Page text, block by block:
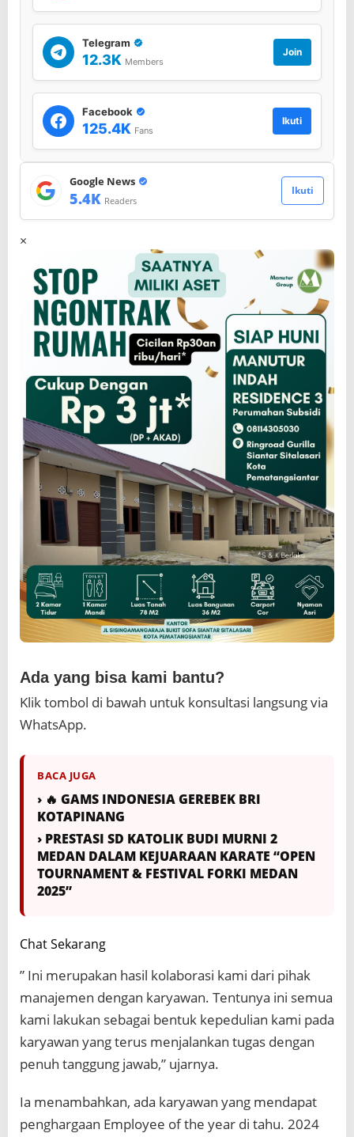
i
i
T
a
h
u
n
2
0
2
4
Telegram
12.3K Members
Join
Facebook
125.4K Fans
Ikuti
Google News
5.4K Readers
Ikuti
×
Ada yang bisa kami bantu?
Klik tombol di bawah untuk konsultasi langsung via
WhatsApp.
BACA JUGA
› 🔥 GAMS INDONESIA GEREBEK BRI
KOTAPINANG
› PRESTASI SD KATOLIK BUDI MURNI 2
MEDAN DALAM KEJUARAAN KARATE “OPEN
TOURNAMENT & FESTIVAL FORKI MEDAN
2025”
Chat Sekarang
” Ini merupakan hasil kolaborasi kami dari pihak
manajemen dengan karyawan. Tentunya ini semua
kami lakukan sebagai bentuk kepedulian kami pada
karyawan yang terus menjalankan tugas dengan
penuh tanggung jawab,” ujarnya.
Ia menambahkan, ada karyawan yang mendapat
penghargaan Employee of the year di tahu. 2024